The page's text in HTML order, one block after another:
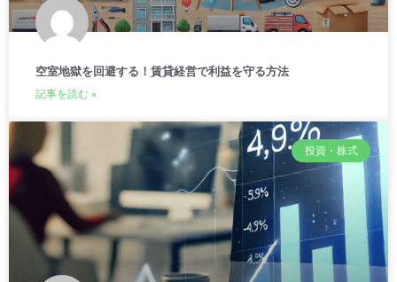
空室地獄を回避する！賃貸経営で利益を守る方法
記事を読む »
投資・株式